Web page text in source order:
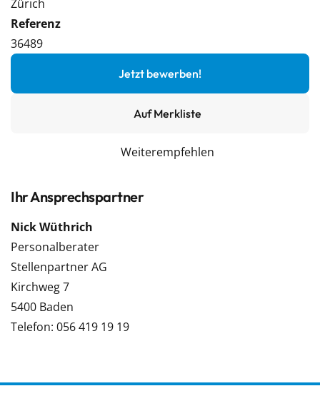
Zürich
Referenz
36489
Jetzt bewerben!
Auf Merkliste
Weiterempfehlen
Ihr Ansprechspartner
Nick Wüthrich
Personalberater
Stellenpartner AG
Kirchweg 7
5400 Baden
Telefon: 056 419 19 19